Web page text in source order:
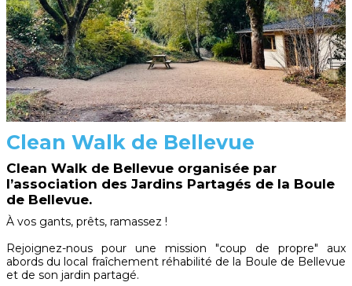
Clean Walk de Bellevue
Clean Walk de Bellevue organisée par
l’association des Jardins Partagés de la Boule
de Bellevue.
À vos gants, prêts, ramassez !
Rejoignez-nous pour une mission "coup de propre" aux
abords du local fraîchement réhabilité de la Boule de Bellevue
et de son jardin partagé.